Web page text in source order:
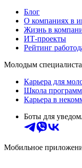
Блог
О компаниях в
Жизнь в
ИТ-проекты
Рейтинг
Молодым
Карьера для
Школа
Карьера в
Боты для
Мобильное